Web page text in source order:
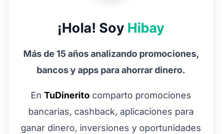
¡Hola! Soy Hibay
Más de 15 años analizando promociones,
bancos y apps para ahorrar dinero.
En TuDinerito comparto promociones
bancarias, cashback, aplicaciones para
ganar dinero, inversiones y oportunidades